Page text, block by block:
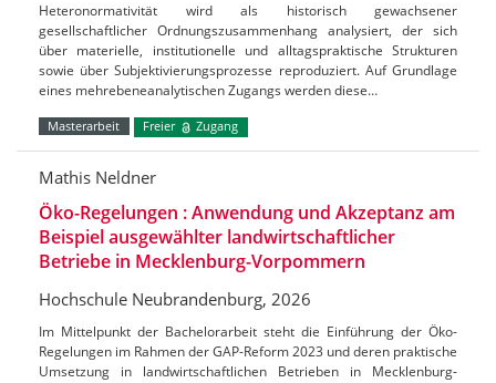
Heteronormativität wird als historisch gewachsener
gesellschaftlicher Ordnungszusammenhang analysiert, der sich
über materielle, institutionelle und alltagspraktische Strukturen
sowie über Subjektivierungsprozesse reproduziert. Auf Grundlage
eines mehrebeneanalytischen Zugangs werden diese…
Masterarbeit Freier Zugang
Mathis Neldner
Öko-Regelungen : Anwendung und Akzeptanz am
Beispiel ausgewählter landwirtschaftlicher
Betriebe in Mecklenburg-Vorpommern
Hochschule Neubrandenburg, 2026
Im Mittelpunkt der Bachelorarbeit steht die Einführung der Öko-
Regelungen im Rahmen der GAP-Reform 2023 und deren praktische
Umsetzung in landwirtschaftlichen Betrieben in Mecklenburg-